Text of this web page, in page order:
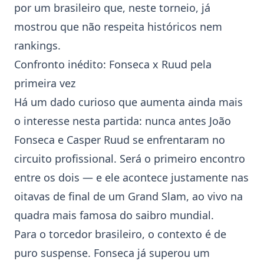
por um brasileiro que, neste torneio, já
mostrou que não respeita históricos nem
rankings.
Confronto inédito: Fonseca x Ruud pela
primeira vez
Há um dado curioso que aumenta ainda mais
o interesse nesta partida: nunca antes João
Fonseca e Casper Ruud se enfrentaram no
circuito profissional. Será o primeiro encontro
entre os dois — e ele acontece justamente nas
oitavas de final de um Grand Slam, ao vivo na
quadra mais famosa do saibro mundial.
Para o torcedor brasileiro, o contexto é de
puro suspense. Fonseca já superou um